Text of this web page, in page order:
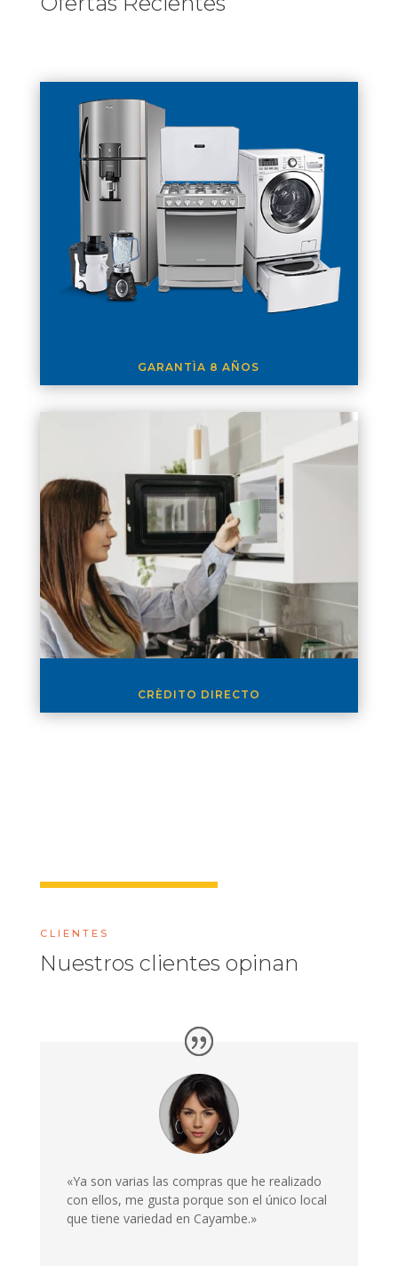
GARANTÌA 8 AÑOS
CRÈDITO DIRECTO
CLIENTES
Nuestros clientes opinan
«Ya son varias las compras que he realizado
con ellos, me gusta porque son el único local
que tiene variedad en Cayambe.»